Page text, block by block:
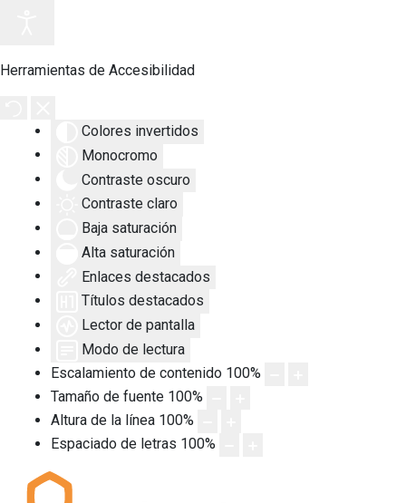
Herramientas de Accesibilidad
Colores invertidos
Monocromo
Contraste oscuro
Contraste claro
Baja saturación
Alta saturación
Enlaces destacados
Títulos destacados
Lector de pantalla
Modo de lectura
Escalamiento de contenido 100%
Tamaño de fuente 100%
Altura de la línea 100%
Espaciado de letras 100%